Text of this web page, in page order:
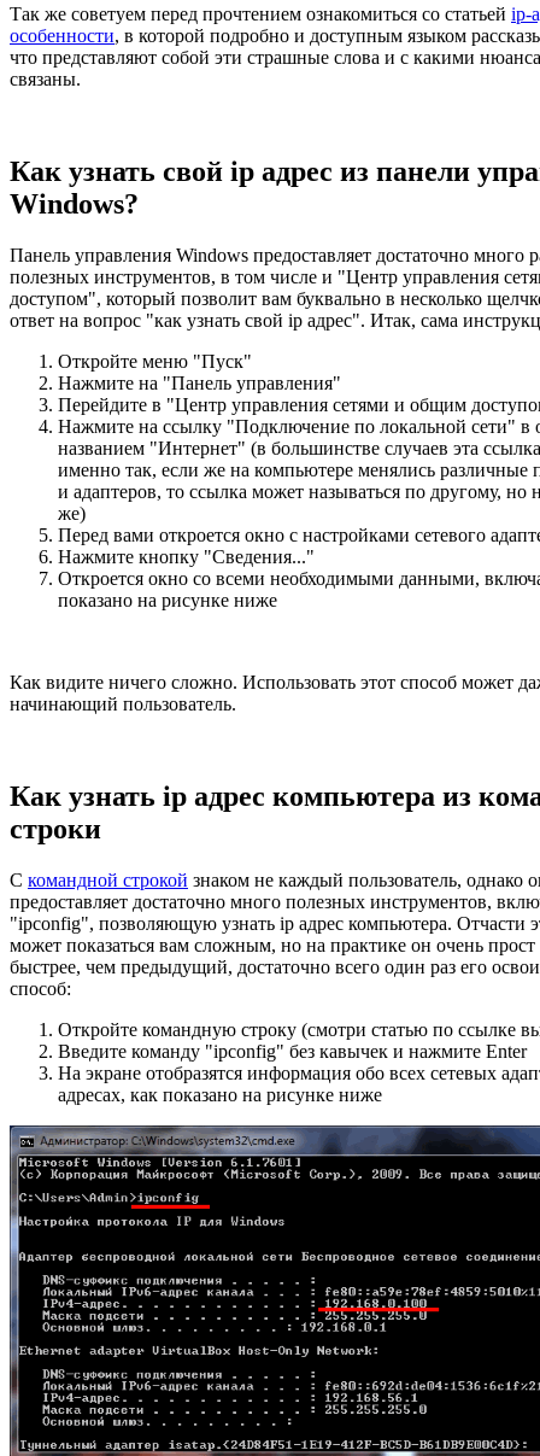
Так же советуем перед прочтением ознакомиться со статьей ip-
особенности, в которой подробно и доступным языком
что представляют собой эти страшные слова и с какими
связаны.
Как узнать свой ip адрес из панели
Windows?
Панель управления Windows предоставляет достаточно много
полезных инструментов, в том числе и "Центр управления
доступом", который позволит вам буквально в несколько
ответ на вопрос "как узнать свой ip адрес". Итак, сама
Откройте меню "Пуск"
Нажмите на "Панель управления"
Перейдите в "Центр управления сетями и общим
Нажмите на ссылку "Подключение по локальной сети" в
названием "Интернет" (в большинстве случаев эта
именно так, если же на компьютере менялись различные
и адаптеров, то ссылка может называться по другому, но
же)
Перед вами откроется окно с настройками сетевого
Нажмите кнопку "Сведения..."
Откроется окно со всеми необходимыми данными,
показано на рисунке ниже
Как видите ничего сложно. Использовать этот способ может
начинающий пользователь.
Как узнать ip адрес компьютера из
строки
С командной строкой знаком не каждый пользователь, однако
предоставляет достаточно много полезных инструментов,
"ipconfig", позволяющую узнать ip адрес компьютера. Отчасти
может показаться вам сложным, но на практике он очень прост
быстрее, чем предыдущий, достаточно всего один раз его
способ:
Откройте командную строку (смотри статью по ссылке
Введите команду "ipconfig" без кавычек и нажмите Enter
На экране отобразятся информация обо всех сетевых
адресах, как показано на рисунке ниже